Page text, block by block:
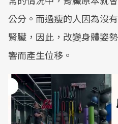
公分。而過瘦的人因為沒
腎臟，因此，改變身體姿
響而產生位移。